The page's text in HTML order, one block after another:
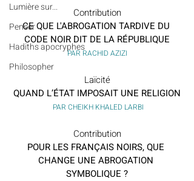
Lumière sur...
Penser
Hadiths apocryphes
Philosopher
Contribution
CE QUE L'ABROGATION TARDIVE DU
CODE NOIR DIT DE LA RÉPUBLIQUE
PAR RACHID AZIZI
Laïcité
QUAND L’ÉTAT IMPOSAIT UNE RELIGION
PAR CHEIKH KHALED LARBI
Contribution
POUR LES FRANÇAIS NOIRS, QUE
CHANGE UNE ABROGATION
SYMBOLIQUE ?